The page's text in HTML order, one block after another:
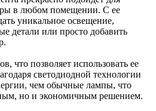
в любом помещении. С ее
уникальное освещение,
детали или просто добавить
что позволяет использовать ее
светодиодной технологии
чем обычные лампы, что
но и экономичным решением.